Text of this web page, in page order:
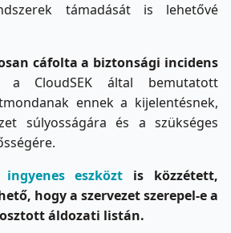
támadását is lehetővé
cáfolta a biztonsági incidens
a CloudSEK által bemutatott
ennek a kijelentésnek,
súlyosságára és a szükséges
ingyenes eszközt is közzétett,
hogy a szervezet szerepel-e a
áldozati listán.